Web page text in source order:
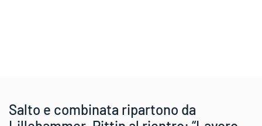
Salto e combinata ripartono da